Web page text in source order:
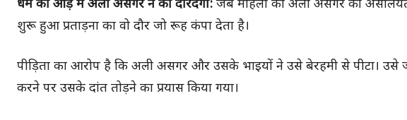
धर्म की आड़ में अली असगर ने की दरिंदगी: जब महिला को अली असगर की
शुरू हुआ प्रताड़ना का वो दौर जो रूह कंपा देता है।
पीड़िता का आरोप है कि अली असगर और उसके भाइयों ने उसे बेरहमी से पीटा।
करने पर उसके दांत तोड़ने का प्रयास किया गया।